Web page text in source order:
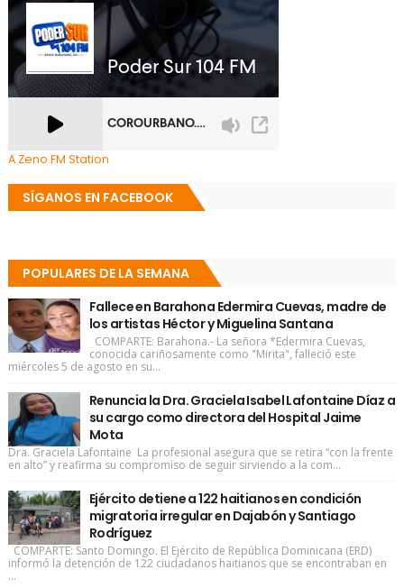
A Zeno.FM Station
SÍGANOS EN FACEBOOK
POPULARES DE LA SEMANA
Fallece en Barahona Edermira Cuevas, madre de
los artistas Héctor y Miguelina Santana
COMPARTE: Barahona.- La señora *Edermira Cuevas,
conocida cariñosamente como "Mirita", falleció este
miércoles 5 de agosto en su...
Renuncia la Dra. Graciela Isabel Lafontaine Díaz a
su cargo como directora del Hospital Jaime
Mota
Dra. Graciela Lafontaine La profesional asegura que se retira “con la frente
en alto” y reafirma su compromiso de seguir sirviendo a la com...
Ejército detiene a 122 haitianos en condición
migratoria irregular en Dajabón y Santiago
Rodríguez
COMPARTE: Santo Domingo. El Ejército de República Dominicana (ERD)
informó la detención de 122 ciudadanos haitianos que se encontraban en
...